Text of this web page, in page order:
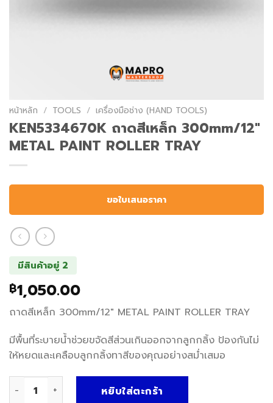
หน้าหลัก / TOOLS / เครื่องมือช่าง (HAND TOOLS)
KEN5334670K ถาดสีเหล็ก 300mm/12″
METAL PAINT ROLLER TRAY
ขอใบเสนอราคา
มีสินค้าอยู่ 2
฿1,050.00
ถาดสีเหล็ก 300mm/12″ METAL PAINT ROLLER TRAY
มีพื้นที่ระบายน้ำช่วยขจัดสีส่วนเกินออกจากลูกกลิ้ง ป้องกันไม่
ให้หยดและเคลือบลูกกลิ้งทาสีของคุณอย่างสม่ำเสมอ
หยิบใส่ตะกร้า